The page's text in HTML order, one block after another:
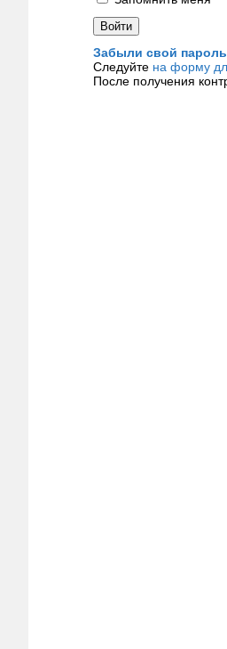
Забыли свой
Следуйте на форму
После получения